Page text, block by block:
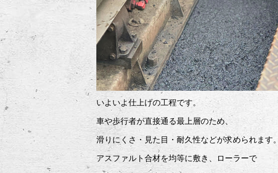
いよいよ仕上げの工程です。
車や歩行者が直接通る最上層のため、
滑りにくさ・見た目・耐久性などが求められます。
アスファルト合材を均等に敷き、ローラーで